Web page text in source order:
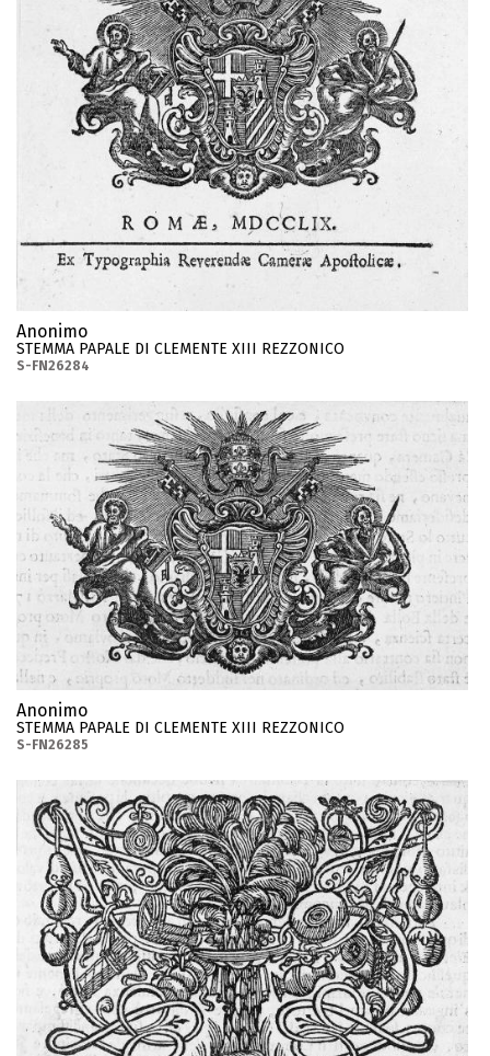
Anonimo
STEMMA PAPALE DI CLEMENTE XIII REZZONICO
S-FN26284
Anonimo
STEMMA PAPALE DI CLEMENTE XIII REZZONICO
S-FN26285